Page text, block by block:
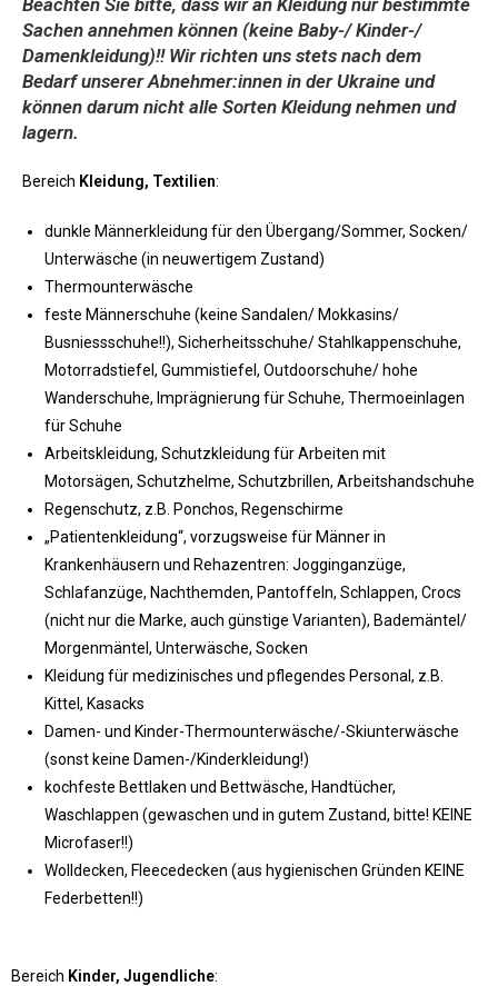
Sachen annehmen können (keine Baby-/ Kinder-/
Damenkleidung)!! Wir richten uns stets nach dem
Bedarf unserer Abnehmer:innen in der Ukraine und
können darum nicht alle Sorten Kleidung nehmen und
lagern.
Bereich Kleidung, Textilien:
dunkle Männerkleidung für den Übergang/Sommer, Socken/
Unterwäsche (in neuwertigem Zustand)
Thermounterwäsche
feste Männerschuhe (keine Sandalen/ Mokkasins/
Busniessschuhe!!), Sicherheitsschuhe/ Stahlkappenschuhe,
Motorradstiefel, Gummistiefel, Outdoorschuhe/ hohe
Wanderschuhe, Imprägnierung für Schuhe, Thermoeinlagen
für Schuhe
Arbeitskleidung, Schutzkleidung für Arbeiten mit
Motorsägen, Schutzhelme, Schutzbrillen, Arbeitshandschuhe
Regenschutz, z.B. Ponchos, Regenschirme
„Patientenkleidung“, vorzugsweise für Männer in
Krankenhäusern und Rehazentren: Jogginganzüge,
Schlafanzüge, Nachthemden, Pantoffeln, Schlappen, Crocs
(nicht nur die Marke, auch günstige Varianten), Bademäntel/
Morgenmäntel, Unterwäsche, Socken
Kleidung für medizinisches und pflegendes Personal, z.B.
Kittel, Kasacks
Damen- und Kinder-Thermounterwäsche/-Skiunterwäsche
(sonst keine Damen-/Kinderkleidung!)
kochfeste Bettlaken und Bettwäsche, Handtücher,
Waschlappen (gewaschen und in gutem Zustand, bitte! KEINE
Microfaser!!)
Wolldecken, Fleecedecken (aus hygienischen Gründen KEINE
Federbetten!!)
Bereich Kinder, Jugendliche: